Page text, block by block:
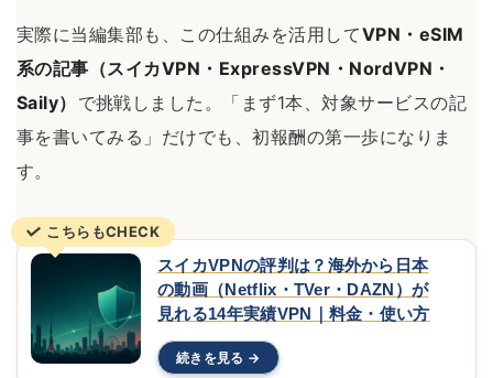
実際に当編集部も、この仕組みを活用してVPN・eSIM
系の記事（スイカVPN・ExpressVPN・NordVPN・
Saily） で挑戦しました。「まず1本、対象サービスの記
事を書いてみる」だけでも、初報酬の第一歩になりま
す。
こちらもCHECK
スイカVPNの評判は？海外から日本
の動画（Netflix・TVer・DAZN）が
見れる14年実績VPN｜料金・使い方
続きを見る